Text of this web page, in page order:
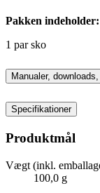
Pakken indeholder:
1 par sko
Manualer,
Specifikationer
Produktmål
Vægt (inkl.
100,0 g